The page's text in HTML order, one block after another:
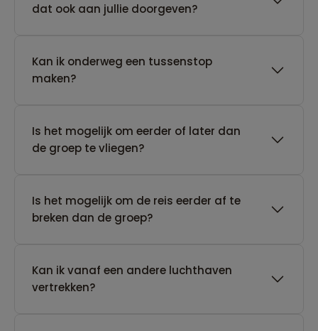
dat ook aan jullie doorgeven?
Kan ik onderweg een tussenstop
maken?
Is het mogelijk om eerder of later dan
de groep te vliegen?
Is het mogelijk om de reis eerder af te
breken dan de groep?
Kan ik vanaf een andere luchthaven
vertrekken?